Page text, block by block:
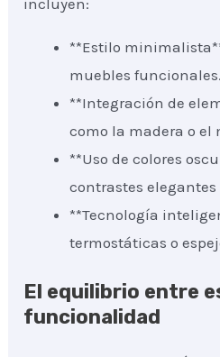
**Estilo
muebles funcionales.
**Integración de
como la madera o el
**Uso de colores
contrastes elegantes
**Tecnología
termostáticas o
El equilibrio entre
funcionalidad